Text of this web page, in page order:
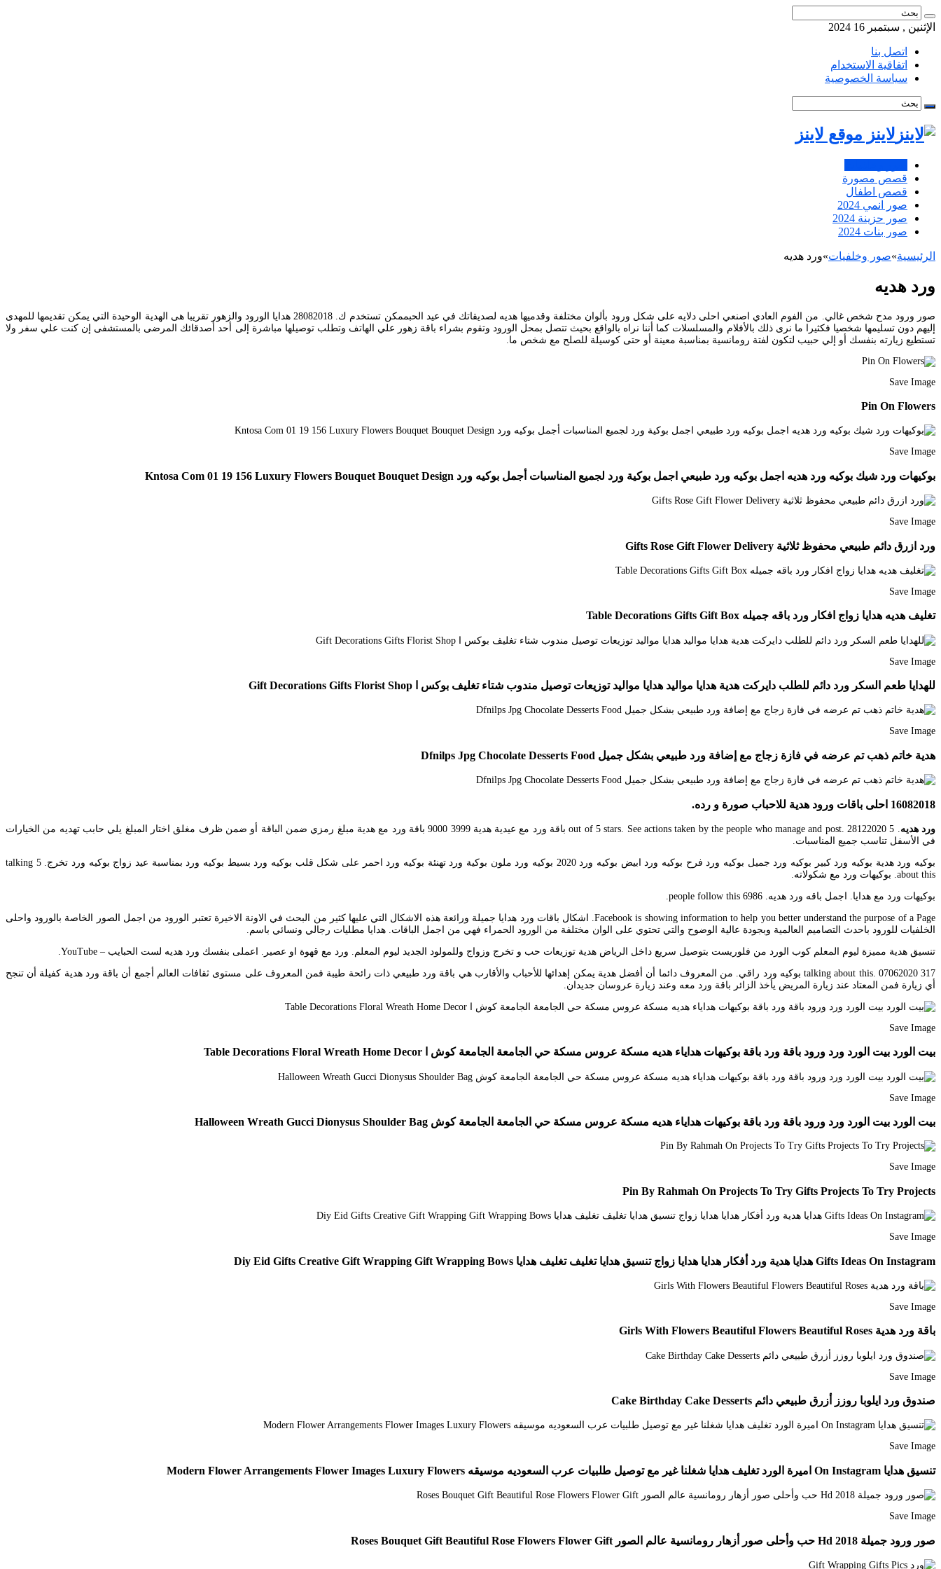
الإثنين , سبتمبر 16 2024
اتصل بنا
اتفاقية الاستخدام
سياسة الخصوصية
لاينز موقع لاينز
قصص مصورة
قصص اطفال
صور انمي 2024
صور حزينة 2024
صور بنات 2024
الرئيسية»صور وخلفيات»ورد هديه
ورد هديه
صور ورود مدح شخص غالي. من الفوم العادي اصنعي احلى دلايه على شكل ورود بألوان مختلفة وقدميها هديه لصديقاتك في عيد الحبممكن تستخدم ك. 28082018 هدايا الورود والزهور تقريبا هى الهدية الوحيدة التي يمكن تقديمها للمهدى
إليهم دون تسليمها شخصيا فكثيرا ما نرى ذلك بالأفلام والمسلسلات كما أننا نراه بالواقع بحيث تتصل بمحل الورود وتقوم بشراء باقة زهور علي الهاتف وتطلب توصيلها مباشرة إلى أحد أصدقائك المرضى بالمستشفى إن كنت علي سفر ولا
تستطيع زيارته بنفسك أو إلي حبيب لتكون لفتة رومانسية بمناسبة معينة أو حتى كوسيلة للصلح مع شخص ما.
Save Image
Pin On Flowers
Save Image
بوكيهات ورد شيك بوكيه ورد هديه اجمل بوكيه ورد طبيعي اجمل بوكية ورد لجميع المناسبات أجمل بوكيه ورد Kntosa Com 01 19 156 Luxury Flowers Bouquet Bouquet Design
Save Image
ورد ازرق دائم طبيعي محفوظ ثلاثية Gifts Rose Gift Flower Delivery
Save Image
تغليف هديه هدايا زواج افكار ورد باقه جميله Table Decorations Gifts Gift Box
Save Image
للهدايا طعم السكر ورد دائم للطلب دايركت هدية هدايا مواليد هدايا مواليد توزيعات توصيل مندوب شتاء تغليف بوكس ا Gift Decorations Gifts Florist Shop
Save Image
هدية خاتم ذهب تم عرضه في فازة زجاج مع إضافة ورد طبيعي بشكل جميل Dfnilps Jpg Chocolate Desserts Food
16082018 احلى باقات ورود هدية للاحباب صورة و رده.
ورد هديه
. 5 out of 5 stars. See actions taken by the people who manage and post. 28122020 باقة ورد مع عيدية هدية 3999 9000 باقة ورد مع هدية مبلغ رمزي ضمن الباقة أو ضمن ظرف مغلق اختار المبلغ يلي حابب تهديه من الخيارات
في الأسفل تناسب جميع المناسبات.
بوكيه ورد هدية بوكيه ورد كبير بوكيه ورد جميل بوكيه ورد فرح بوكيه ورد ابيض بوكيه ورد 2020 بوكيه ورد ملون بوكية ورد تهنئة بوكيه ورد احمر على شكل قلب بوكيه ورد بسيط بوكيه ورد بمناسبة عيد زواج بوكيه ورد تخرج. 5 talking
about this. بوكيهات ورد مع شكولاته.
بوكيهات ورد مع هدايا. اجمل باقه ورد هديه. 6986 people follow this.
Facebook is showing information to help you better understand the purpose of a Page. اشكال باقات ورد هدايا جميلة ورائعة هذه الاشكال التي عليها كثير من البحث في الاونة الاخيرة تعتبر الورود من اجمل الصور الخاصة بالورود واحلى
الخلفيات للورود باحدث التصاميم العالمية وبجودة عالية الوضوح والتي تحتوي على الوان مختلفة من الورود الحمراء فهي من اجمل الباقات. هدايا مطليات رجالي ونسائي باسم.
تنسيق هدية مميزة ليوم المعلم كوب الورد من فلوريست بتوصيل سريع داخل الرياض هدية توزيعات حب و تخرج وزواج وللمولود الجديد ليوم المعلم. ورد مع قهوة او عصير. اعملى بنفسك ورد هديه لست الحبايب – YouTube.
317 talking about this. 07062020 بوكيه ورد راقي. من المعروف دائما أن أفضل هدية يمكن إهدائها للأحباب والأقارب هي باقة ورد طبيعي ذات رائحة طيبة فمن المعروف على مستوى ثقافات العالم أجمع أن باقة ورد هدية كفيلة أن تنجح
أي زيارة فمن المعتاد عند زيارة المريض يأخذ الزائر باقة ورد معه وعند زيارة عروسان جديدان.
Save Image
بيت الورد بيت الورد ورد ورود باقة ورد باقة بوكيهات هداياء هديه مسكة عروس مسكة حي الجامعة الجامعة كوش ا Table Decorations Floral Wreath Home Decor
Save Image
بيت الورد بيت الورد ورد ورود باقة ورد باقة بوكيهات هداياء هديه مسكة عروس مسكة حي الجامعة الجامعة كوش Halloween Wreath Gucci Dionysus Shoulder Bag
Save Image
Pin By Rahmah On Projects To Try Gifts Projects To Try Projects
Save Image
Gifts Ideas On Instagram هدايا هدية ورد أفكار هدايا هدايا زواج تنسيق هدايا تغليف تغليف هدايا Diy Eid Gifts Creative Gift Wrapping Gift Wrapping Bows
Save Image
باقة ورد هدية Girls With Flowers Beautiful Flowers Beautiful Roses
Save Image
صندوق ورد ايلوبا روزز أزرق طبيعي دائم Cake Birthday Cake Desserts
Save Image
تنسيق هدايا On Instagram اميرة الورد تغليف هدايا شغلنا غير مع توصيل طلبيات عرب السعوديه موسيقه Modern Flower Arrangements Flower Images Luxury Flowers
Save Image
صور ورود جميلة Hd 2018 حب وأحلى صور أزهار رومانسية عالم الصور Roses Bouquet Gift Beautiful Rose Flowers Flower Gift